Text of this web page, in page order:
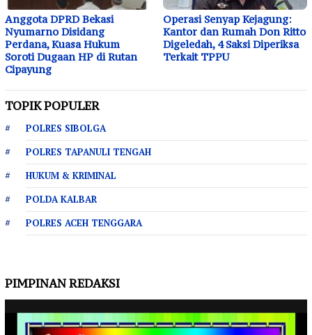
Anggota DPRD Bekasi
Nyumarno Disidang
Perdana, Kuasa Hukum
Soroti Dugaan HP di Rutan
Cipayung
Operasi Senyap Kejagung:
Kantor dan Rumah Don Ritto
Digeledah, 4 Saksi Diperiksa
Terkait TPPU
TOPIK POPULER
POLRES SIBOLGA
POLRES TAPANULI TENGAH
HUKUM & KRIMINAL
POLDA KALBAR
POLRES ACEH TENGGARA
PIMPINAN REDAKSI